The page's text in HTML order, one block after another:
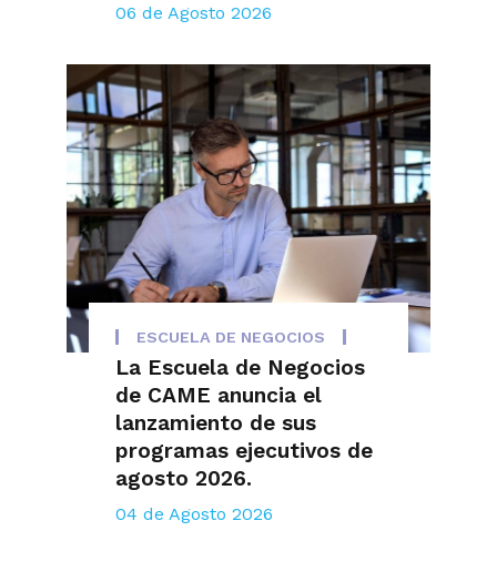
06 de Agosto 2026
ESCUELA DE NEGOCIOS
La Escuela de Negocios
de CAME anuncia el
lanzamiento de sus
programas ejecutivos de
agosto 2026.
04 de Agosto 2026